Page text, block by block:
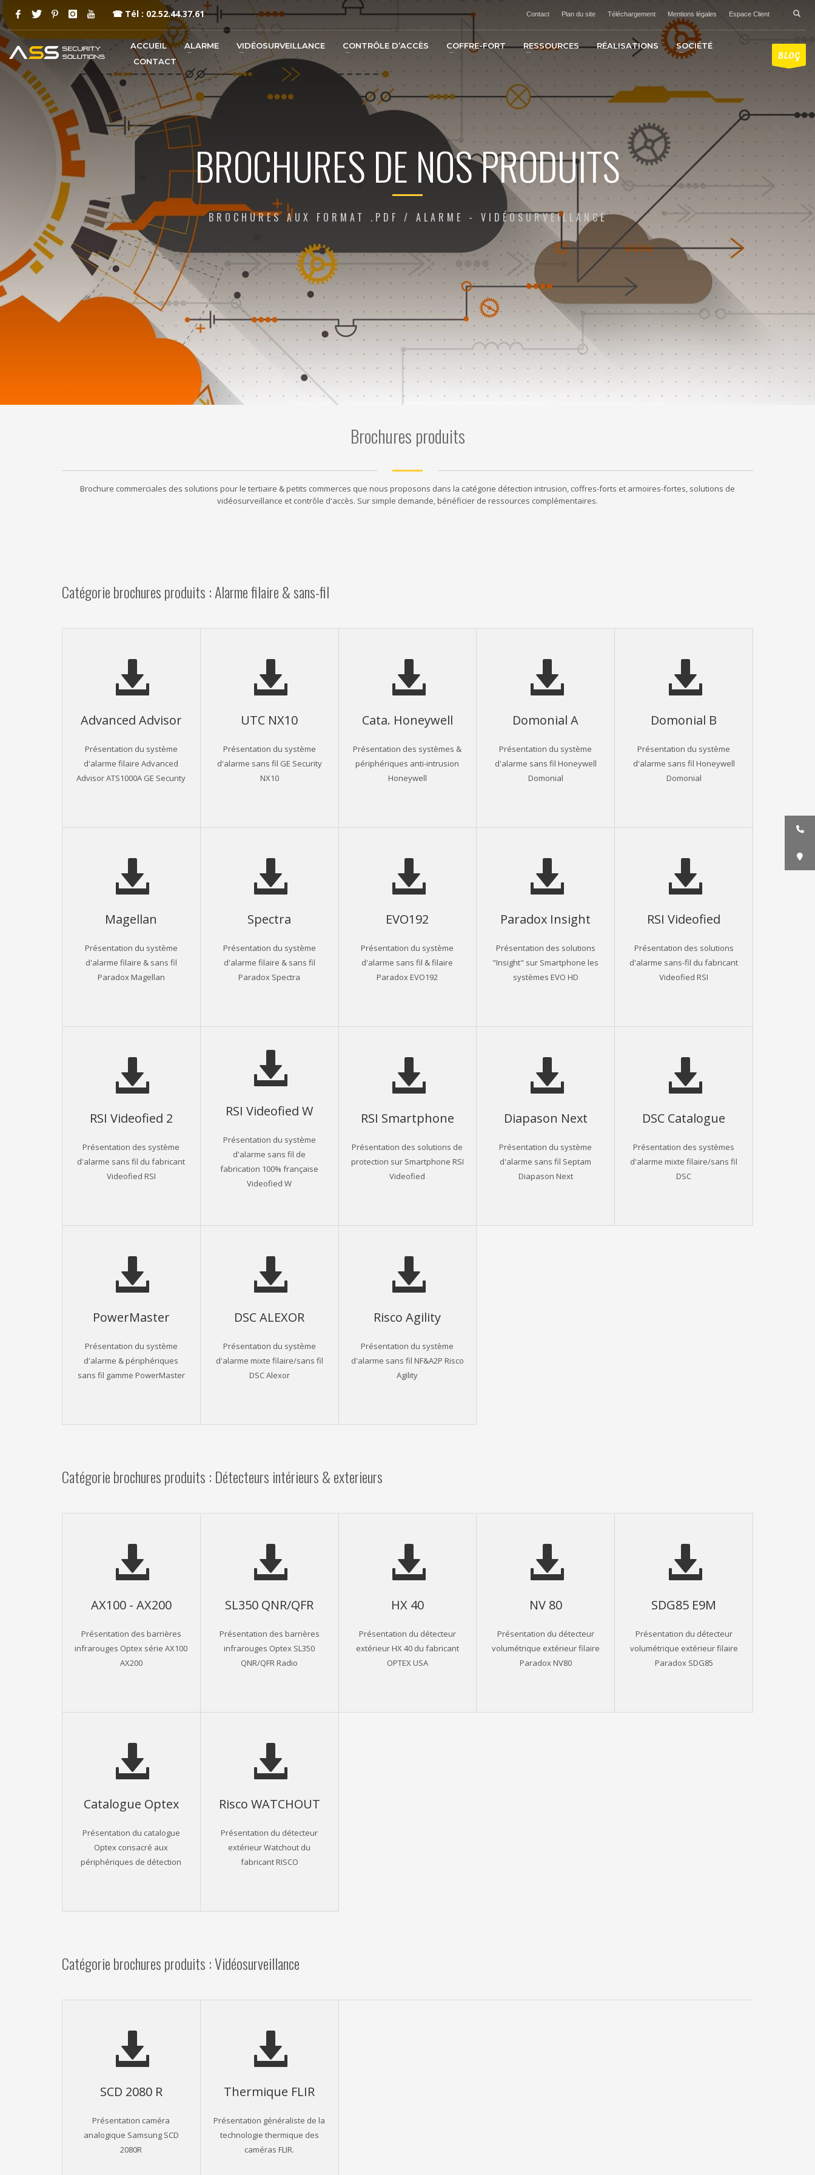
☎ Tél : 02.52.44.37.61 Contact Plan du site Téléchargement Mentions légales Espace Client
ACCUEIL ALARME VIDÉOSURVEILLANCE CONTRÔLE D’ACCÈS COFFRE-FORT RESSOURCES RÉALISATIONS
SOCIÉTÉ
CONTACT
BLOG
BROCHURES DE NOS PRODUITS
BROCHURES AUX FORMAT .PDF / ALARME - VIDÉOSURVEILLANCE
Brochures produits
Brochure commerciales des solutions pour le tertiaire & petits commerces que nous proposons dans la catégorie détection intrusion, coffres-forts et armoires-fortes, solutions de
vidéosurveillance et contrôle d'accès. Sur simple demande, bénéficier de ressources complémentaires.
Catégorie brochures produits : Alarme filaire & sans-fil
Advanced Advisor
Présentation du système
d'alarme filaire Advanced
Advisor ATS1000A GE Security
UTC NX10
Présentation du système
d'alarme sans fil GE Security
NX10
Cata. Honeywell
Présentation des systèmes &
périphériques anti-intrusion
Honeywell
Domonial A
Présentation du système
d'alarme sans fil Honeywell
Domonial
Domonial B
Présentation du système
d'alarme sans fil Honeywell
Domonial
Magellan
Présentation du système
d'alarme filaire & sans fil
Paradox Magellan
Spectra
Présentation du système
d'alarme filaire & sans fil
Paradox Spectra
EVO192
Présentation du système
d'alarme sans fil & filaire
Paradox EVO192
Paradox Insight
Présentation des solutions
"Insight" sur Smartphone les
systèmes EVO HD
RSI Videofied
Présentation des solutions
d'alarme sans-fil du fabricant
Videofied RSI
RSI Videofied 2
Présentation des système
d'alarme sans fil du fabricant
Videofied RSI
RSI Videofied W
Présentation du système
d'alarme sans fil de
fabrication 100% française
Videofied W
RSI Smartphone
Présentation des solutions de
protection sur Smartphone RSI
Videofied
Diapason Next
Présentation du système
d'alarme sans fil Septam
Diapason Next
DSC Catalogue
Présentation des systèmes
d'alarme mixte filaire/sans fil
DSC
PowerMaster
Présentation du système
d'alarme & périphériques
sans fil gamme PowerMaster
DSC ALEXOR
Présentation du système
d'alarme mixte filaire/sans fil
DSC Alexor
Risco Agility
Présentation du système
d'alarme sans fil NF&A2P Risco
Agility
Catégorie brochures produits : Détecteurs intérieurs & exterieurs
AX100 - AX200
Présentation des barrières
infrarouges Optex série AX100
AX200
SL350 QNR/QFR
Présentation des barrières
infrarouges Optex SL350
QNR/QFR Radio
HX 40
Présentation du détecteur
extérieur HX 40 du fabricant
OPTEX USA
NV 80
Présentation du détecteur
volumétrique extérieur filaire
Paradox NV80
SDG85 E9M
Présentation du détecteur
volumétrique extérieur filaire
Paradox SDG85
Catalogue Optex
Présentation du catalogue
Optex consacré aux
périphériques de détection
Risco WATCHOUT
Présentation du détecteur
extérieur Watchout du
fabricant RISCO
Catégorie brochures produits : Vidéosurveillance
SCD 2080 R
Présentation caméra
analogique Samsung SCD
2080R
Thermique FLIR
Présentation généraliste de la
technologie thermique des
caméras FLIR.